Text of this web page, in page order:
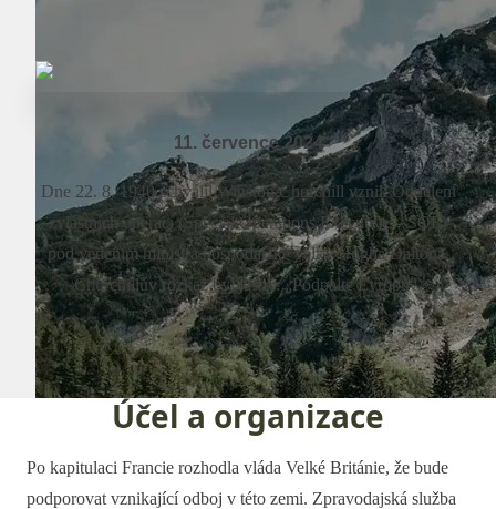
11. července 2024
Dne 22. 8. 1940 schválil Winston Churchill vznik Oddělení
zvláštních operací (Special Operations Executive – SOE)
pod vedením ministra hospodářské války Hugha Daltona.
Churchillův rozkaz byl jasný: „Podpalte Evropu“.
Účel a organizace
Po kapitulaci Francie rozhodla vláda Velké Británie, že bude
podporovat vznikající odboj v této zemi. Zpravodajská služba